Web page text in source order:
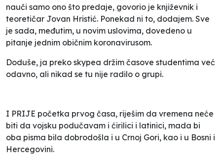
nauči samo ono što predaje, govorio je književnik i
teoretičar Jovan Hristić. Ponekad ni to, dodajem. Sve
je sada, međutim, u novim uslovima, dovedeno u
pitanje jednim običnim koronavirusom.
Doduše, ja preko skypea držim časove studentima već
odavno, ali nikad se tu nije radilo o grupi.
I PRIJE početka prvog časa, riješim da vremena neće
biti da vojsku podučavam i ćirilici i latinici, mada bi
oba pisma bila dobrodošla i u Crnoj Gori, kao i u Bosni i
Hercegovini.